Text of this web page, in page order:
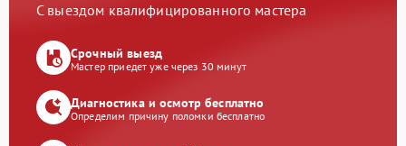
С выездом квалифицированного мастера
Срочный выезд
Мастер приедет уже через 30 минут
Диагностика и осмотр бесплатно
Определим причину поломки бесплатно